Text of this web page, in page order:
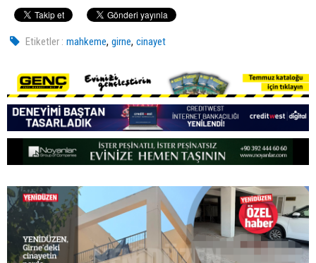
Etiketler : mahkeme,girne,cinayet